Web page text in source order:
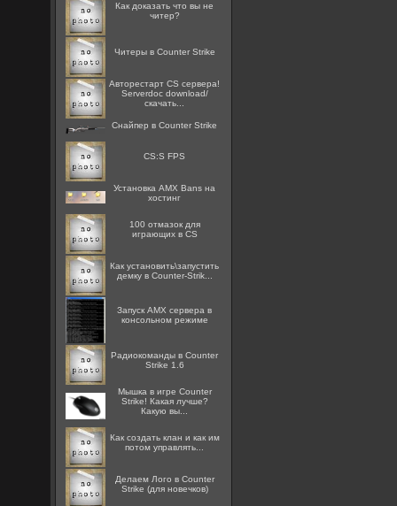
Как доказать что вы не
читер?
Читеры в Counter Strike
Авторестарт CS сервера!
Serverdoc download/
скачать...
Снайпер в Counter Strike
CS:S FPS
Установка AMX Bans на
хостинг
100 отмазок для
играющих в CS
Как установить\запустить
демку в Counter-Strik...
Запуск AMX сервера в
консольном режиме
Радиокоманды в Counter
Strike 1.6
Мышка в игре Counter
Strike! Какая лучше?
Какую вы...
Как создать клан и как им
потом управлять...
Делаем Лого в Counter
Strike (для новечков)